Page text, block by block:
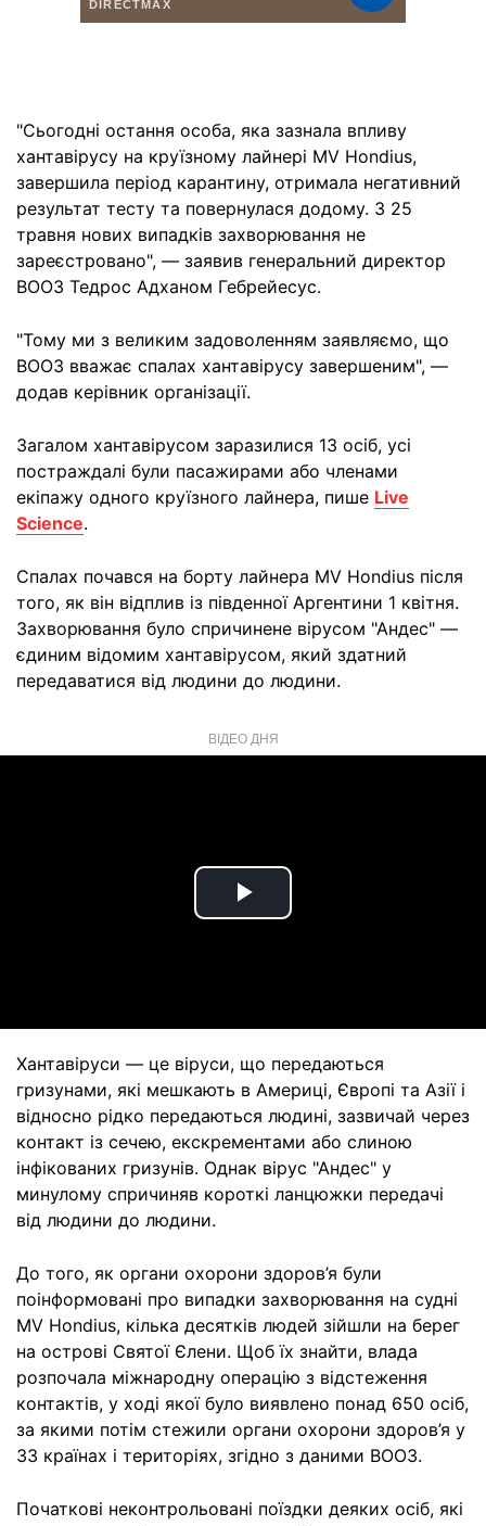
"Сьогодні остання особа, яка зазнала впливу
хантавірусу на круїзному лайнері MV Hondius,
завершила період карантину, отримала негативний
результат тесту та повернулася додому. З 25
травня нових випадків захворювання не
зареєстровано", — заявив генеральний директор
ВООЗ Тедрос Адханом Гебрейесус.
"Тому ми з великим задоволенням заявляємо, що
ВООЗ вважає спалах хантавірусу завершеним", —
додав керівник організації.
Загалом хантавірусом заразилися 13 осіб, усі
постраждалі були пасажирами або членами
екіпажу одного круїзного лайнера, пише Live
Science.
Спалах почався на борту лайнера MV Hondius після
того, як він відплив із південної Аргентини 1 квітня.
Захворювання було спричинене вірусом "Андес" —
єдиним відомим хантавірусом, який здатний
передаватися від людини до людини.
ВІДЕО ДНЯ
Play
Хантавіруси — це віруси, що передаються
гризунами, які мешкають в Америці, Європі та Азії і
відносно рідко передаються людині, зазвичай через
контакт із сечею, екскрементами або слиною
інфікованих гризунів. Однак вірус "Андес" у
минулому спричиняв короткі ланцюжки передачі
від людини до людини.
До того, як органи охорони здоров’я були
поінформовані про випадки захворювання на судні
MV Hondius, кілька десятків людей зійшли на берег
на острові Святої Єлени. Щоб їх знайти, влада
розпочала міжнародну операцію з відстеження
контактів, у ході якої було виявлено понад 650 осіб,
за якими потім стежили органи охорони здоров’я у
33 країнах і територіях, згідно з даними ВООЗ.
Початкові неконтрольовані поїздки деяких осіб, які